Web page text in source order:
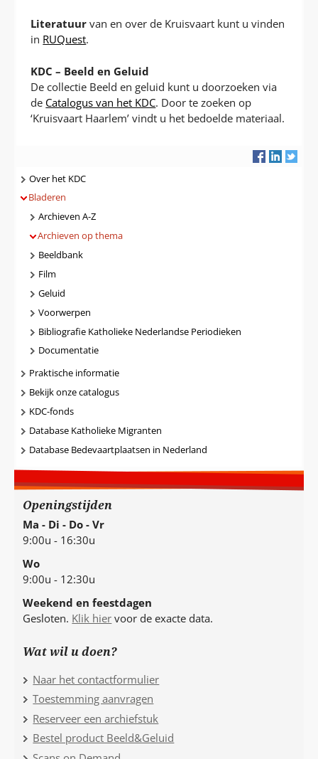
Literatuur van en over de Kruisvaart kunt u vinden
in RUQuest.
KDC – Beeld en Geluid
De collectie Beeld en geluid kunt u doorzoeken via
de Catalogus van het KDC. Door te zoeken op
‘Kruisvaart Haarlem’ vindt u het bedoelde materiaal.
Navigatie
Over het KDC
Bladeren
Archieven A-Z
Archieven op thema
Beeldbank
Film
Geluid
Voorwerpen
Bibliografie Katholieke Nederlandse Periodieken
Documentatie
Praktische informatie
Bekijk onze catalogus
KDC-fonds
Database Katholieke Migranten
Database Bedevaartplaatsen in Nederland
Openingstijden
Ma - Di - Do - Vr
9:00u - 16:30u
Wo
9:00u - 12:30u
Weekend en feestdagen
Gesloten. Klik hier voor de exacte data.
Wat wil u doen?
Naar het contactformulier
Toestemming aanvragen
Reserveer een archiefstuk
Bestel product Beeld&Geluid